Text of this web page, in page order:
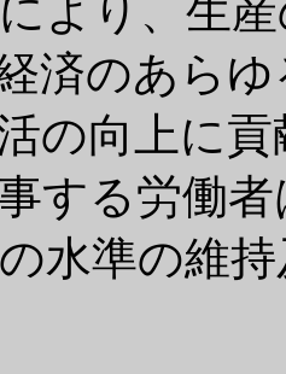
より、生
済のあら
の向上に
する労働
水準の維